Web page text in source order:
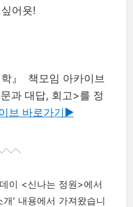
어욧!
』 책모임 아카이브
과 대답, 회고>를 정
브 바로가기▶︎
이 <신나는 정원>에서
' 내용에서 가져왔습니